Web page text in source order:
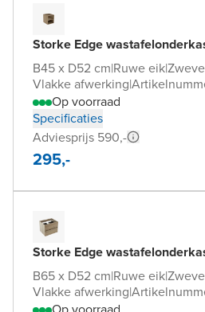
Storke Edge
B45 x D52 cm|Ruwe eik|
Vlakke afwerking|
Op voorraad
Specificaties
Adviesprijs 590,-
295,-
Storke Edge
B65 x D52 cm|Ruwe eik|
Vlakke afwerking|